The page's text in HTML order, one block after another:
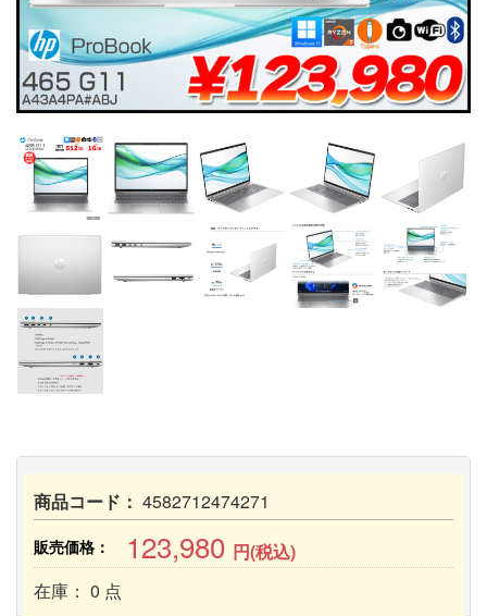
商品コード： 4582712474271
販売価格： 123,980 円(税込)
在庫： 0 点